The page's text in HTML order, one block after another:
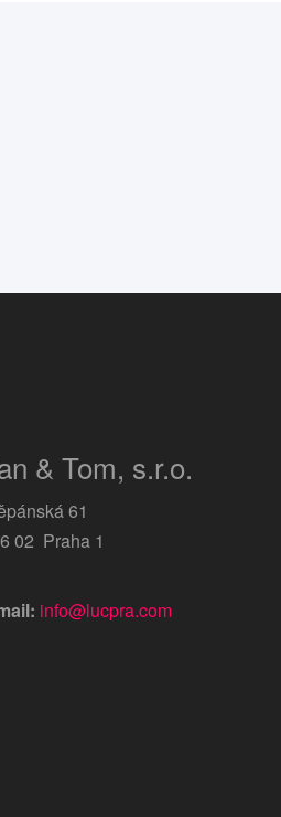
& Tom, s.r.o.
61
02 Praha 1
info@lucpra.com